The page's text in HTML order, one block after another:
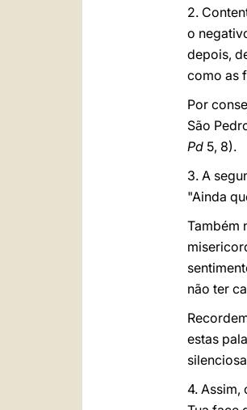
2.
o
depois,
como as
Por
São
Pd 5, 8).
3. A
"Ainda
Também
não ter
estas
4.